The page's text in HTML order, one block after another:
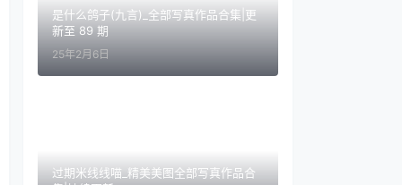
是什么鸽子(九言)_全部写真作品合集|更
新至 89 期
25年2月6日
过期米线线喵_精美美图全部写真作品合